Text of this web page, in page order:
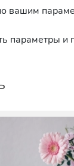
вашим
параметры и